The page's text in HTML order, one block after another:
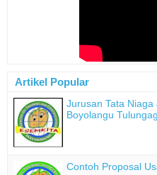
Artikel Popular
Jurusan Tata Niaga
Boyolangu
Contoh Proposal